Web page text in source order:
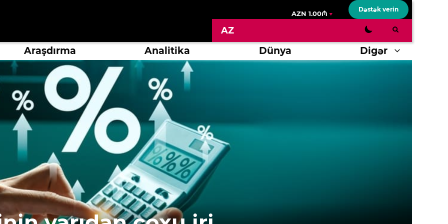
AZN 1.00₼
Dəstək verin
AZ
Araşdırma Analitika Dünya Digər